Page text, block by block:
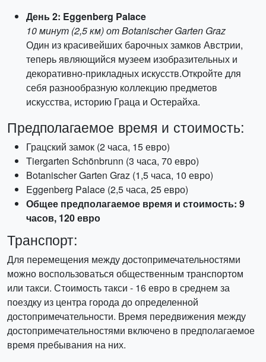
День 2: Eggenberg Palace
10 минут (2,5 км) от Botanischer Garten Graz
Один из красивейших барочных замков Австрии,
теперь являющийся музеем изобразительных и
декоративно-прикладных искусств.Откройте для
себя разнообразную коллекцию предметов
искусства, историю Граца и Остерайха.
Предполагаемое время и стоимость:
Грацский замок (2 часа, 15 евро)
Tiergarten Schönbrunn (3 часа, 70 евро)
Botanischer Garten Graz (1,5 часа, 10 евро)
Eggenberg Palace (2,5 часа, 25 евро)
Общее предполагаемое время и стоимость: 9
часов, 120 евро
Транспорт:
Для перемещения между достопримечательностями
можно воспользоваться общественным транспортом
или такси. Стоимость такси - 16 евро в среднем за
поездку из центра города до определенной
достопримечательности. Время передвижения между
достопримечательностями включено в предполагаемое
время пребывания на них.